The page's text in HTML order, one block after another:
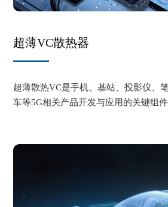
超薄VC散热器
超薄散热VC是手机、基站、投影仪、
车等5G相关产品开发与应用的关键组件